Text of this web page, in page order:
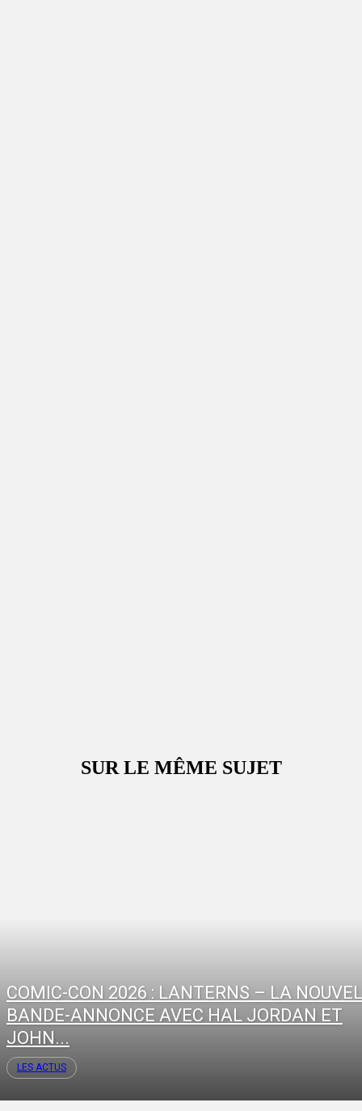
SUR LE MÊME SUJET
COMIC-CON 2026 : LANTERNS – LA
BANDE-ANNONCE AVEC HAL JORDAN ET
JOHN...
LES ACTUS